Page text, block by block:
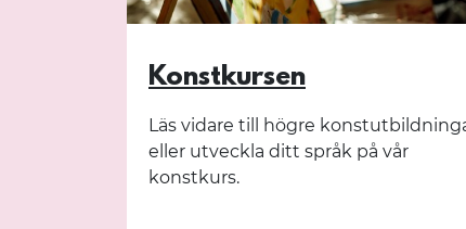
Konstkursen
Läs vidare till högre
eller utveckla ditt språk på vår
konstkurs.